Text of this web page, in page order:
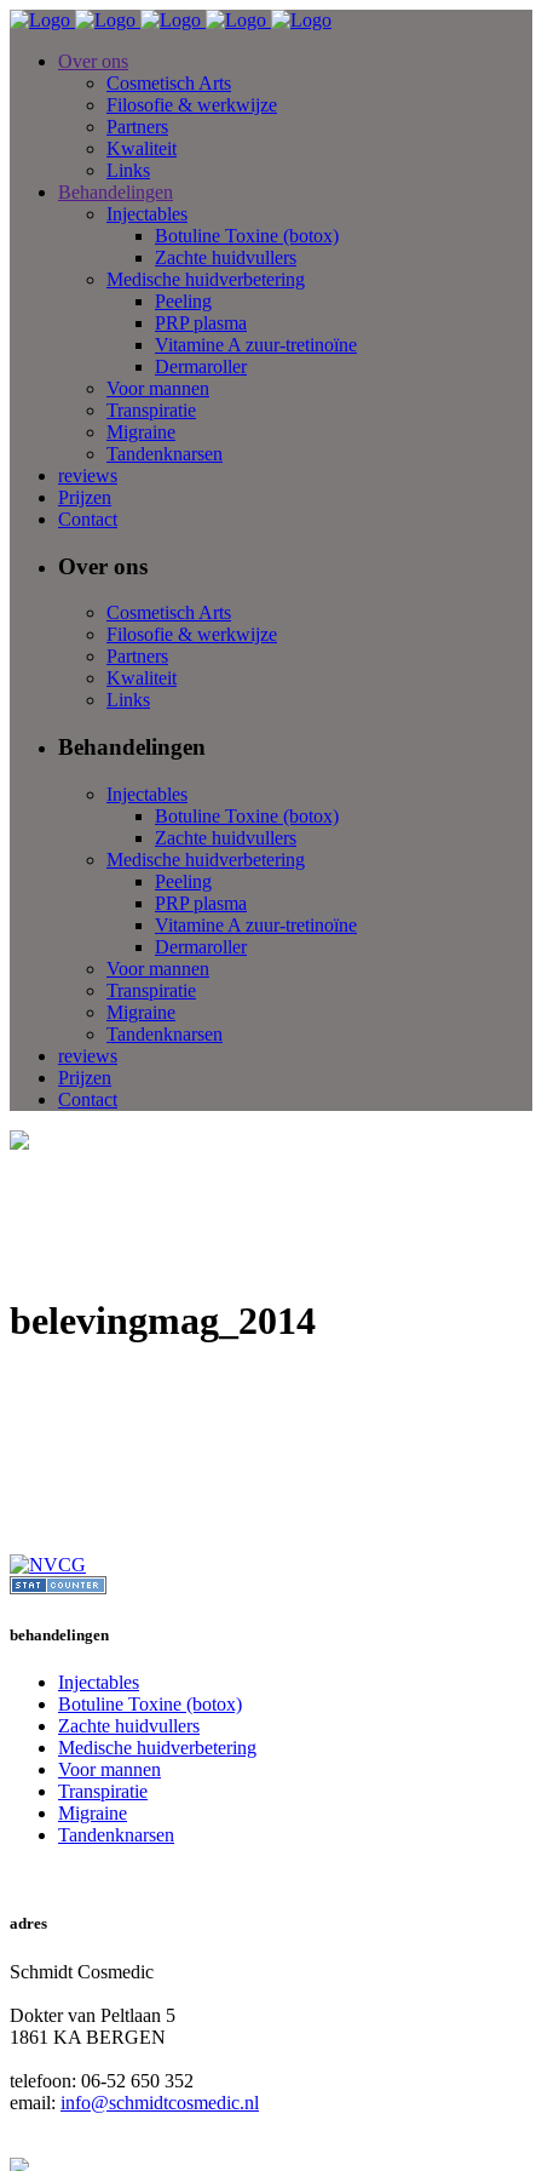
Over ons
Cosmetisch Arts
Filosofie & werkwijze
Partners
Kwaliteit
Links
Behandelingen
Injectables
Botuline Toxine (botox)
Zachte huidvullers
Medische huidverbetering
Peeling
PRP plasma
Vitamine A zuur-tretinoïne
Dermaroller
Voor mannen
Transpiratie
Migraine
Tandenknarsen
reviews
Prijzen
Contact
Over ons
Cosmetisch Arts
Filosofie & werkwijze
Partners
Kwaliteit
Links
Behandelingen
Injectables
Botuline Toxine (botox)
Zachte huidvullers
Medische huidverbetering
Peeling
PRP plasma
Vitamine A zuur-tretinoïne
Dermaroller
Voor mannen
Transpiratie
Migraine
Tandenknarsen
reviews
Prijzen
Contact
belevingmag_2014
behandelingen
Injectables
Botuline Toxine (botox)
Zachte huidvullers
Medische huidverbetering
Voor mannen
Transpiratie
Migraine
Tandenknarsen
adres
Schmidt Cosmedic
Dokter van Peltlaan 5
1861 KA BERGEN
telefoon: 06-52 650 352
email: info@schmidtcosmedic.nl